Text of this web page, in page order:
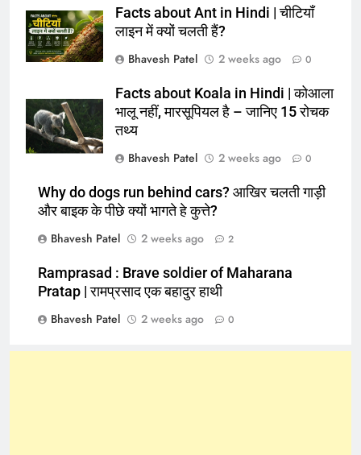
Facts about Ant in Hindi | चीटियाँ
लाइन में क्यों चलती हैं?
Bhavesh Patel
2 weeks ago 0
Facts about Koala in Hindi | कोआला
भालू नहीं, मारसूपियल है – जानिए 15 रोचक
तथ्य
Bhavesh Patel
2 weeks ago 0
Why do dogs run behind cars? आखिर चलती गाड़ी
और बाइक के पीछे क्यों भागते हे कुत्ते?
Bhavesh Patel
2 weeks ago 2
Ramprasad : Brave soldier of Maharana
Pratap | रामप्रसाद एक बहादुर हाथी
Bhavesh Patel
2 weeks ago 0